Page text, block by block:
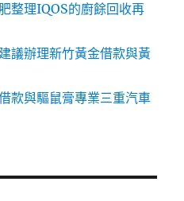
整理IQOS的廚餘回收再
議辦理新竹黃金借款與黃
款與驅鼠膏專業三重汽車